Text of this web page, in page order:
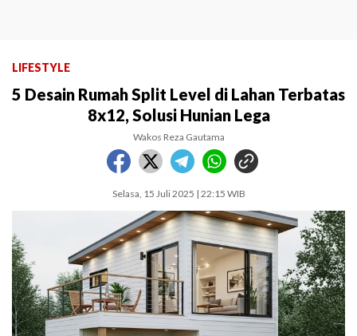
LIFESTYLE
5 Desain Rumah Split Level di Lahan Terbatas
8x12, Solusi Hunian Lega
Wakos Reza Gautama
Selasa, 15 Juli 2025 | 22:15 WIB